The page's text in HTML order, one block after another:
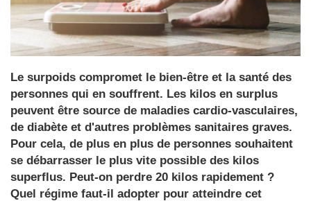
Le surpoids compromet le bien-être et la santé des
personnes qui en souffrent. Les kilos en surplus
peuvent être source de maladies cardio-vasculaires,
de diabète et d'autres problèmes sanitaires graves.
Pour cela, de plus en plus de personnes souhaitent
se débarrasser le plus vite possible des kilos
superflus. Peut-on perdre 20 kilos rapidement ?
Quel régime faut-il adopter pour atteindre cet